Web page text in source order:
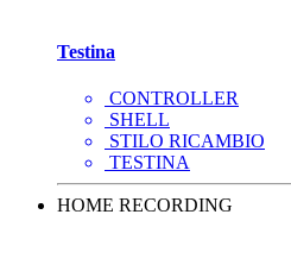
Testina
CONTROLLER
SHELL
STILO RICAMBIO
TESTINA
HOME RECORDING